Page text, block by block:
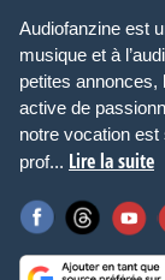
Audiofanzine est
musique et à
petites
active de
notre vocation
prof... Lire la suite